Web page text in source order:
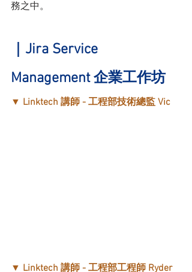
務之中。
｜Jira Service
Management 企業工作坊
▼ Linktech 講師 - 工程部技術總監 Vic
▼ Linktech 講師 - 工程部工程師 Ryder